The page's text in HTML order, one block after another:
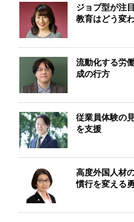
ジョブ型が注
教育はどう変
流動化する労
成の行方
従業員体験の
を支援
高度外国人材
慣行を変える